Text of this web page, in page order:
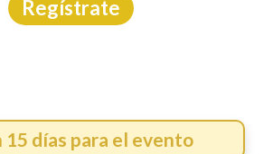
Regístrate
15 días para el evento